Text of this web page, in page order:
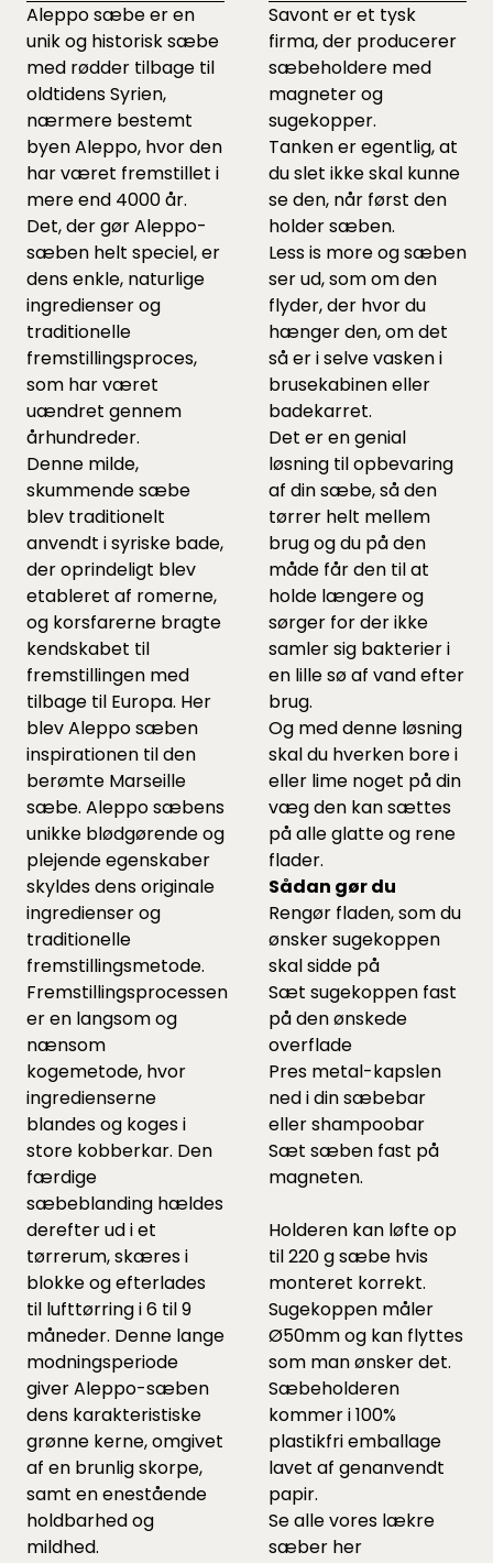
Aleppo sæbe er en
unik og historisk sæbe
med rødder tilbage til
oldtidens Syrien,
nærmere bestemt
byen Aleppo, hvor den
har været fremstillet i
mere end 4000 år.
Det, der gør Aleppo-
sæben helt speciel, er
dens enkle, naturlige
ingredienser og
traditionelle
fremstillingsproces,
som har været
uændret gennem
århundreder.
Denne milde,
skummende sæbe
blev traditionelt
anvendt i syriske bade,
der oprindeligt blev
etableret af romerne,
og korsfarerne bragte
kendskabet til
fremstillingen med
tilbage til Europa. Her
blev Aleppo sæben
inspirationen til den
berømte Marseille
sæbe. Aleppo sæbens
unikke blødgørende og
plejende egenskaber
skyldes dens originale
ingredienser og
traditionelle
fremstillingsmetode.
Fremstillingsprocessen
er en langsom og
nænsom
kogemetode, hvor
ingredienserne
blandes og koges i
store kobberkar. Den
færdige
sæbeblanding hældes
derefter ud i et
tørrerum, skæres i
blokke og efterlades
til lufttørring i 6 til 9
måneder. Denne lange
modningsperiode
giver Aleppo-sæben
dens karakteristiske
grønne kerne, omgivet
af en brunlig skorpe,
samt en enestående
holdbarhed og
mildhed.
Savont er et tysk
firma, der producerer
sæbeholdere med
magneter og
sugekopper.
Tanken er egentlig, at
du slet ikke skal kunne
se den, når først den
holder sæben.
Less is more og sæben
ser ud, som om den
flyder, der hvor du
hænger den, om det
så er i selve vasken i
brusekabinen eller
badekarret.
Det er en genial
løsning til opbevaring
af din sæbe, så den
tørrer helt mellem
brug og du på den
måde får den til at
holde længere og
sørger for der ikke
samler sig bakterier i
en lille sø af vand efter
brug.
Og med denne løsning
skal du hverken bore i
eller lime noget på din
væg den kan sættes
på alle glatte og rene
flader.
Sådan gør du
Rengør fladen, som du
ønsker sugekoppen
skal sidde på
Sæt sugekoppen fast
på den ønskede
overflade
Pres metal-kapslen
ned i din sæbebar
eller shampoobar
Sæt sæben fast på
magneten.
Holderen kan løfte op
til 220 g sæbe hvis
monteret korrekt.
Sugekoppen måler
Ø50mm og kan flyttes
som man ønsker det.
Sæbeholderen
kommer i 100%
plastikfri emballage
lavet af genanvendt
papir.
Se alle vores lækre
sæber her